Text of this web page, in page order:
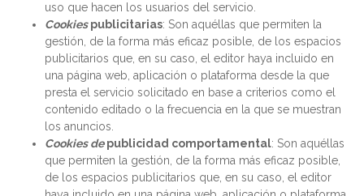
uso que hacen los usuarios del servicio.
Cookiespublicitarias: Son aquéllas que permiten la
gestión, de la forma más eficaz posible, de los espacios
publicitarios que, en su caso, el editor haya incluido en
una página web, aplicación o plataforma desde la que
presta el servicio solicitado en base a criterios como el
contenido editado o la frecuencia en la que se muestran
los anuncios.
Cookies depublicidad comportamental: Son aquéllas
que permiten la gestión, de la forma más eficaz posible,
de los espacios publicitarios que, en su caso, el editor